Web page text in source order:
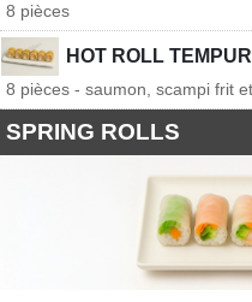
8 pièces
HOT ROLL
8 pièces - saumon, scampi frit
SPRING ROLLS